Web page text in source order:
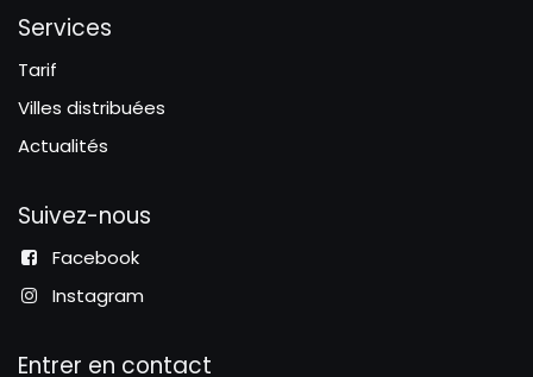
Services
Tarif
Villes distribuées
Actualités
Suivez-nous
Facebook
Instagram
Entrer en contact